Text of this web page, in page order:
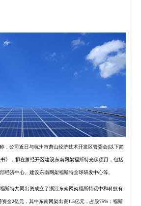
称，公司近日与杭州市萧山经济技术开发区管委会(以下简
》，拟在萧经开区建设东南网架福斯特光伏项目，包括
经济中心、建设东南网架福斯特全球研发中心等。
福斯特共同出资成立了浙江东南网架福斯特碳中和科技有
金2亿元，其中东南网架出资1.5亿元，占股75%； 福斯